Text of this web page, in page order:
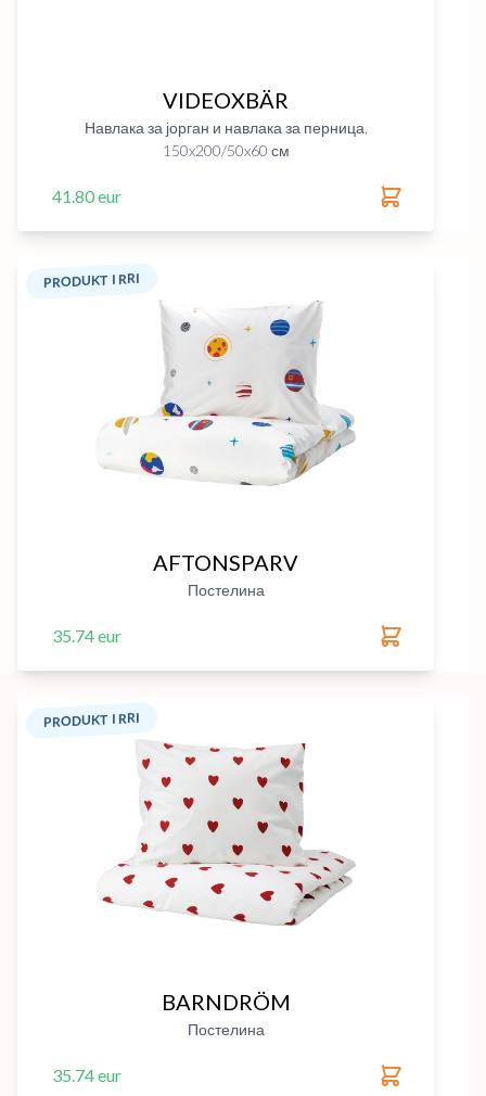
VIDEOXBÄR
Навлака за јорган и навлака за перница,
150x200/50x60 см
41.80 eur
PRODUKT I RRI
AFTONSPARV
Постелина
35.74 eur
PRODUKT I RRI
BARNDRÖM
Постелина
35.74 eur